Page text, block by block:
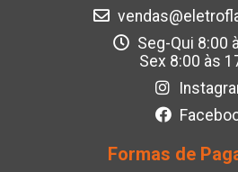
Seg-Qui 8:00
Sex 8:00 às
Formas de